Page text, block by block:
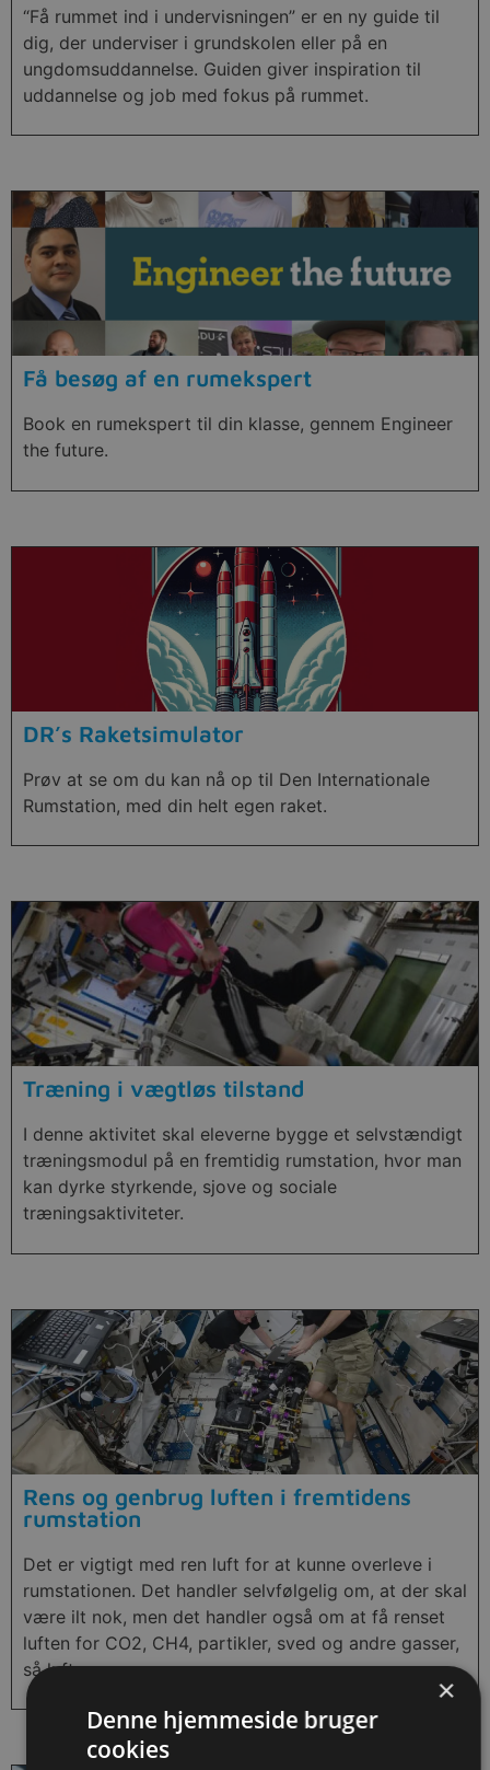
“Få rummet ind i undervisningen” er en ny guide til
dig, der underviser i grundskolen eller på en
ungdomsuddannelse. Guiden giver inspiration til
uddannelse og job med fokus på rummet.
Få besøg af en rumekspert
Book en rumekspert til din klasse, gennem Engineer
the future.
DR’s Raketsimulator
Prøv at se om du kan nå op til Den Internationale
Rumstation, med din helt egen raket.
Træning i vægtløs tilstand
I denne aktivitet skal eleverne bygge et selvstændigt
træningsmodul på en fremtidig rumstation, hvor man
kan dyrke styrkende, sjove og sociale
træningsaktiviteter.
Rens og genbrug luften i fremtidens
rumstation
Det er vigtigt med ren luft for at kunne overleve i
rumstationen. Det handler selvfølgelig om, at der skal
være ilt nok, men det handler også om at få renset
luften for CO2, CH4, partikler, sved og andre gasser,
så luften er ren.
×
Denne hjemmeside bruger
cookies